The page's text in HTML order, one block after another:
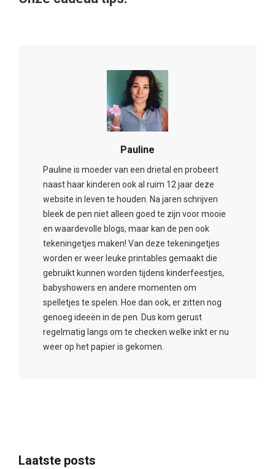
Pauline
Pauline is moeder van een drietal en probeert
naast haar kinderen ook al ruim 12 jaar deze
website in leven te houden. Na jaren schrijven
bleek de pen niet alleen goed te zijn voor mooie
en waardevolle blogs, maar kan de pen ook
tekeningetjes maken! Van deze tekeningetjes
worden er weer leuke printables gemaakt die
gebruikt kunnen worden tijdens kinderfeestjes,
babyshowers en andere momenten om
spelletjes te spelen. Hoe dan ook, er zitten nog
genoeg ideeën in de pen. Dus kom gerust
regelmatig langs om te checken welke inkt er nu
weer op het papier is gekomen.
Laatste posts